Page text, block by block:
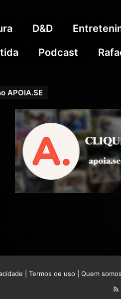
D&D
Podcast
APOIA.SE
Termos de uso
Quem